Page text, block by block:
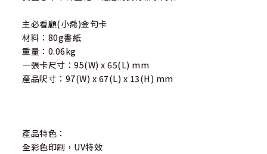
主必看顧(小喬)金句卡
材料：80g書紙
重量：0.06kg
一張卡尺寸：95(W) x 65(L) mm
產品呎寸：97(W) x 67(L) x 13(H) mm
產品特色：
全彩色印刷，UV特效